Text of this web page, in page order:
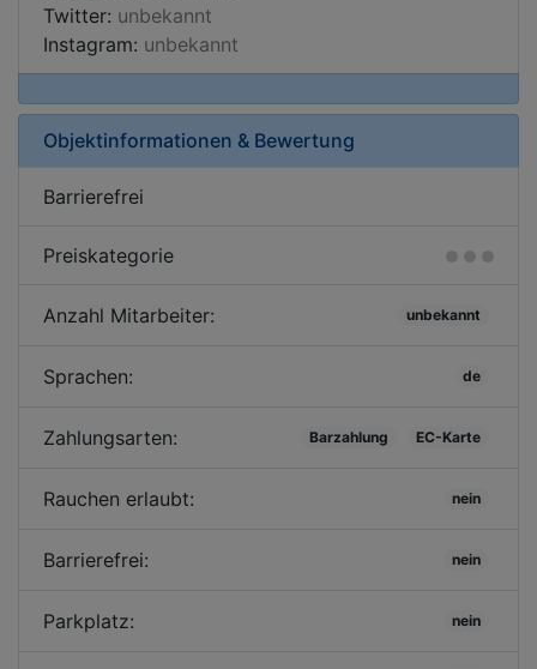
Twitter: unbekannt
Instagram: unbekannt
Objektinformationen & Bewertung
Barrierefrei
Preiskategorie
Anzahl Mitarbeiter: unbekannt
Sprachen: de
Zahlungsarten: Barzahlung EC-Karte
Rauchen erlaubt: nein
Barrierefrei: nein
Parkplatz: nein